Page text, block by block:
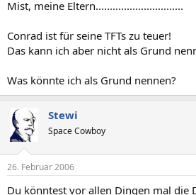
Mist, meine Eltern...............................
Conrad ist für seine TFTs zu teuer!
Das kann ich aber nicht als Grund
Was könnte ich als Grund nennen?
Stewi
Space Cowboy
26. Februar 2006
Du könntest vor allen Dingen mal die